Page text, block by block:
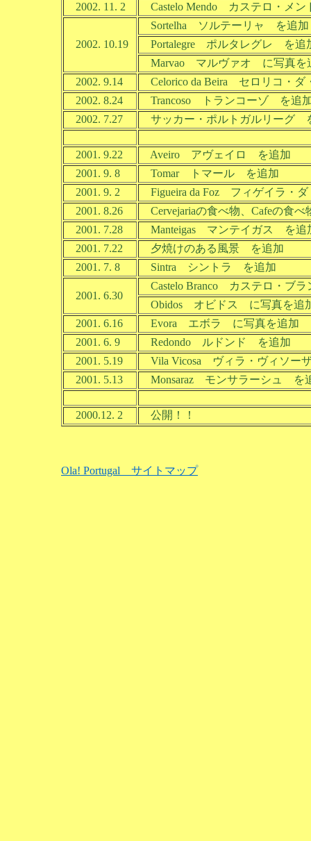
2002. 11. 2
Castelo Mendo カステロ・メ
2002. 10.19
Sortelha ソルテーリャ を追加
Portalegre ポルタレグレ を追
Marvao マルヴァオ に写真を
2002. 9.14
Celorico da Beira セロリコ・
2002. 8.24
Trancoso トランコーゾ を追
2002. 7.27
サッカー・ポルトガルリーグ
2001. 9.22
Aveiro アヴェイロ を追加
2001. 9. 8
Tomar トマール を追加
2001. 9. 2
Figueira da Foz フィゲイラ・
2001. 8.26
Cervejariaの食べ物、Cafeの
2001. 7.28
Manteigas マンテイガス を追
2001. 7.22
夕焼けのある風景 を追加
2001. 7. 8
Sintra シントラ を追加
2001. 6.30
Castelo Branco カステロ・ブ
Obidos オビドス に写真を追
2001. 6.16
Evora エボラ に写真を追加
2001. 6. 9
Redondo ルドンド を追加
2001. 5.19
Vila Vicosa ヴィラ・ヴィソー
2001. 5.13
Monsaraz モンサラーシュ を
2000.12. 2 公開！！
Ola! Portugal サイトマップ